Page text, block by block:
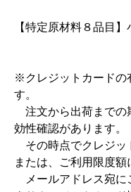
【特定原材料８品
※クレジットカードの
す。
注文から出荷までの
効性確認があります。
その時点でクレジッ
または、ご利用限度
メールアドレス宛に